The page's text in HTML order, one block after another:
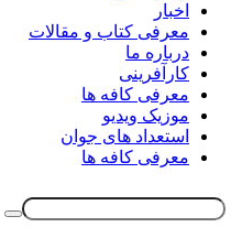
اخبار
معرفی کتاب و مقالات
درباره ما
کارآفرینی
معرفی کافه ها
موزیک ویدیو
استعداد های جوان
معرفی کافه ها